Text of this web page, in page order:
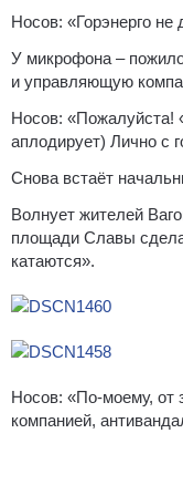
Носов: «Горэнерго не
У микрофона –
и управляющую
Носов: «Пожалуйста!
аплодирует) Лично с
Снова встаёт
Волнует жителей
площади Славы
катаются».
Носов: «По-моему, от
компанией,